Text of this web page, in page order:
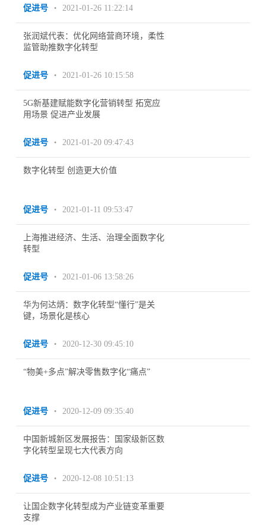
促进号 • 2021-01-26 11:22:14
张润斌代表：优化网络营商环境，柔性
监管助推数字化转型
促进号 • 2021-01-26 10:15:58
5G新基建赋能数字化营销转型 拓宽应
用场景 促进产业发展
促进号 • 2021-01-20 09:47:43
数字化转型 创造更大价值
促进号 • 2021-01-11 09:53:47
上海推进经济、生活、治理全面数字化
转型
促进号 • 2021-01-06 13:58:26
华为何达炳：数字化转型“懂行”是关
键，场景化是核心
促进号 • 2020-12-30 09:45:10
“物美+多点”解决零售数字化“痛点”
促进号 • 2020-12-09 09:35:40
中国新城新区发展报告：国家级新区数
字化转型呈现七大代表方向
促进号 • 2020-12-08 10:51:13
让国企数字化转型成为产业链变革重要
支撑